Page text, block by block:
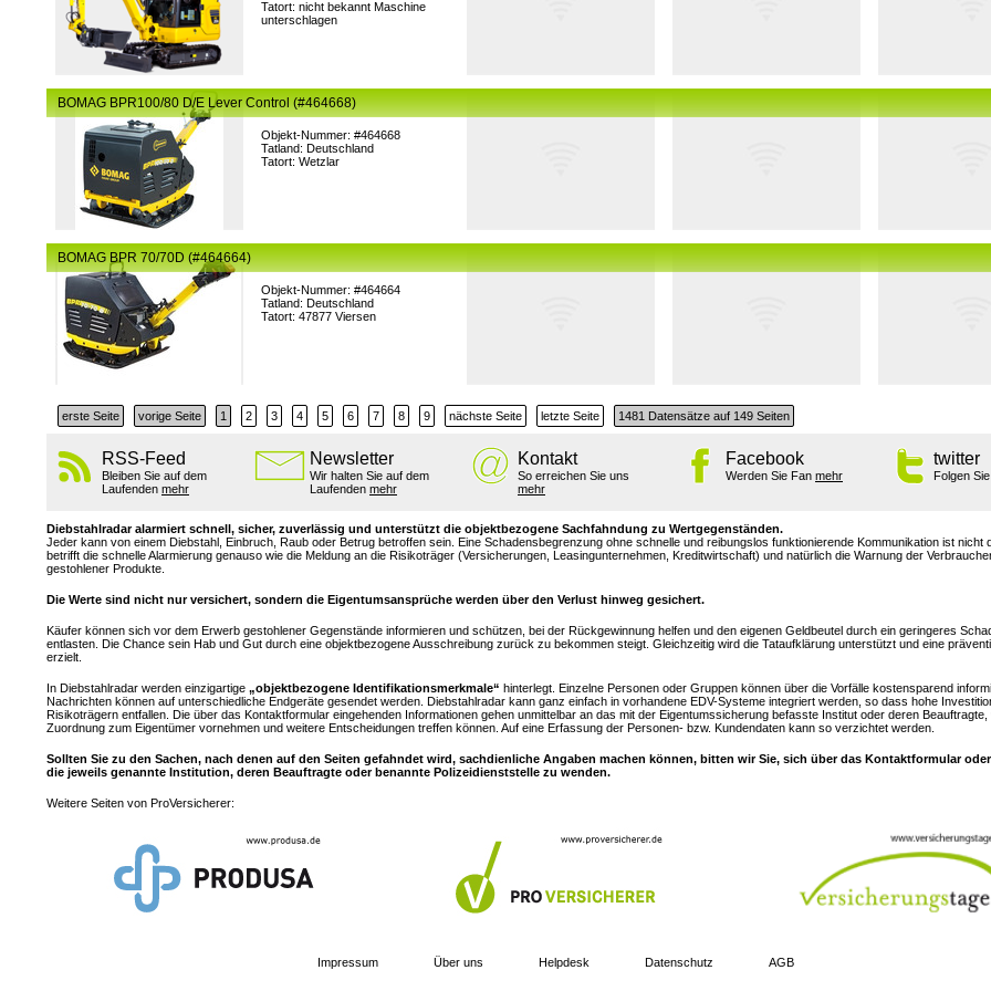
Tatort: nicht bekannt Maschine
unterschlagen
Objekt-Nummer: #464668
Tatland: Deutschland
Tatort: Wetzlar
BOMAG BPR100/80 D/E Lever Control (#464668)
Objekt-Nummer: #464664
Tatland: Deutschland
Tatort: 47877 Viersen
BOMAG BPR 70/70D (#464664)
erste Seite vorige Seite 1 2 3 4 5 6 7 8 9 nächste Seite letzte Seite 1481 Datensätze auf 149 Seiten
RSS-Feed
Bleiben Sie auf dem
Laufenden mehr
Newsletter
Wir halten Sie auf dem
Laufenden mehr
Kontakt
So erreichen Sie uns
mehr
Facebook
Werden Sie Fan mehr
twitter
Folgen
Diebstahlradar alarmiert schnell, sicher, zuverlässig und unterstützt die objektbezogene Sachfahndung zu Wertgegenständen.
Jeder kann von einem Diebstahl, Einbruch, Raub oder Betrug betroffen sein. Eine Schadensbegrenzung ohne schnelle und reibungslos funktionierende Kommunikation ist nicht
betrifft die schnelle Alarmierung genauso wie die Meldung an die Risikoträger (Versicherungen, Leasingunternehmen, Kreditwirtschaft) und natürlich die Warnung der
gestohlener Produkte.
Die Werte sind nicht nur versichert, sondern die Eigentumsansprüche werden über den Verlust hinweg gesichert.
Käufer können sich vor dem Erwerb gestohlener Gegenstände informieren und schützen, bei der Rückgewinnung helfen und den eigenen Geldbeutel durch ein geringeres
entlasten. Die Chance sein Hab und Gut durch eine objektbezogene Ausschreibung zurück zu bekommen steigt. Gleichzeitig wird die Tataufklärung unterstützt und eine
erzielt.
In Diebstahlradar werden einzigartige „objektbezogene Identifikationsmerkmale“ hinterlegt. Einzelne Personen oder Gruppen können über die Vorfälle kostensparend
Nachrichten können auf unterschiedliche Endgeräte gesendet werden. Diebstahlradar kann ganz einfach in vorhandene EDV-Systeme integriert werden, so dass hohe
Risikoträgern entfallen. Die über das Kontaktformular eingehenden Informationen gehen unmittelbar an das mit der Eigentumssicherung befasste Institut oder deren Beauftragte,
Zuordnung zum Eigentümer vornehmen und weitere Entscheidungen treffen können. Auf eine Erfassung der Personen- bzw. Kundendaten kann so verzichtet werden.
Sollten Sie zu den Sachen, nach denen auf den Seiten gefahndet wird, sachdienliche Angaben machen können, bitten wir Sie, sich über das Kontaktformular
die jeweils genannte Institution, deren Beauftragte oder benannte Polizeidienststelle zu wenden.
Weitere Seiten von ProVersicherer:
Impressum Über uns Helpdesk Datenschutz AGB